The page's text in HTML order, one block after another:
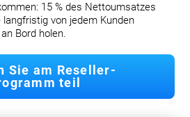
15 % des Nettoumsatzes
langfristig von jedem Kunden
Bord holen.
Sie am Reseller-
teil